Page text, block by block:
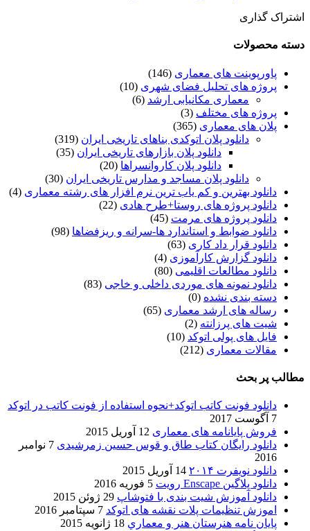
اشتراک گذاری
دسته محصولات
پاورپوینت های معماری (146)
پروژه های تحلیل فضای شهری (10)
معماری مکانیابی ارشد (6)
پروژه های مختلف (3)
پلان های معماری (365)
دانلود پلان اتوکدی بناهای تاریخی ایران (319)
دانلود پلان بازارهای تاریخی ایران (35)
دانلود پلان کاروانسراها (20)
دانلود پلان مساجد و مدارس تاریخی ایران (30)
دانلود بهترین و کم یاب ترین نرم افزار های رشته معماری (4)
دانلود پروژه های روستا+طرح هادی (22)
دانلود پروژه های مرمت (45)
دانلود ضوابط و استاندارد ها-سرانه و ریزفضاها (98)
دانلود قرار داد کاری (63)
دانلود گزارش کارآموزی (4)
دانلود مطالعات اقلیمی (80)
دانلود نمونه های موردی داخلی و خاجی (83)
دسته بندی نشده (0)
رساله های ارشد معماری (65)
شیت های پرزانته (2)
فایل های پولی اتوکد (10)
مقالات معماری (212)
مطالب پر بحث
دانلود فونت کاتب اتوکد+نحوه استفاده از فونت کاتب در اتوکد
7 آگوست 2017
فروش پایانامه های معماری 12 آوریل 2015
دانلود رایگان کتاب طاق و قوس حسین زمرشیدی
7 نوامبر
2016
دانلود نویفرت ۲۰۱۴
14 آوریل 2015
دانلود پلاگین Enscape رویت
5 فوریه 2016
دانلود آموزش شیت بندی با فتوشاپ 29 ژوئن 2015
اموزش تنظیمات پلات نقشه های اتوکد 7 سپتامبر 2016
پایان نامه هنرستان هنر و معماري 18 ژانویه 2015